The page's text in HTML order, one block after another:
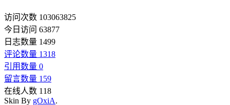
访问次数 103063825
今日访问 63877
日志数量 1499
评论数量 1318
引用数量 0
留言数量 159
在线人数 118
Skin By gOxiA.